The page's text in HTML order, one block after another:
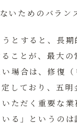
いためのバラン
とすると、長
ことが、最大の
場合は、修復
しており、五
ただく重要な業
る」というの